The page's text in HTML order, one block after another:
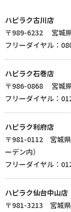
ハピラク古川店
〒989-6232 宮城
フリーダイヤル：
ハピラク石巻店
〒986-0868 宮城
フリーダイヤル：
ハピラク利府店
〒981-0112 宮城県
ーデン内）
フリーダイヤル：
ハピラク仙台中山店
〒981-3213 宮城